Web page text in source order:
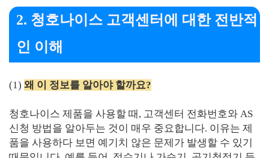
2. 청호나이스 고객센터에 대한 전반적
인 이해
(1) 왜 이 정보를 알아야 할까요?
청호나이스 제품을 사용할 때, 고객센터 전화번호와 AS
신청 방법을 알아두는 것이 매우 중요합니다. 이유는 제
품을 사용하다 보면 예기치 않은 문제가 발생할 수 있기